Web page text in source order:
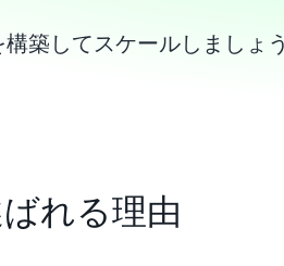
築してスケールしましょう
れる理由